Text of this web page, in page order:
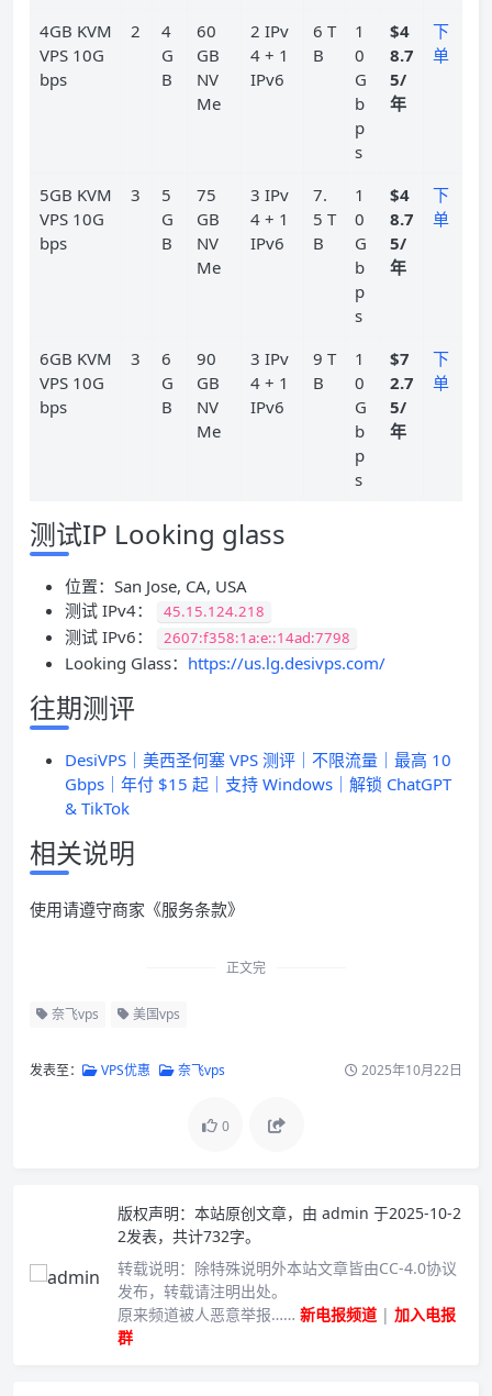
4GB KVM
VPS 10G
bps
2
4
G
B
60
GB
NV
Me
2 IPv
4 + 1
IPv6
6 T
B
1
0
G
b
p
s
$4
8.7
5/
年
下
单
5GB KVM
VPS 10G
bps
3
5
G
B
75
GB
NV
Me
3 IPv
4 + 1
IPv6
7.
5 T
B
1
0
G
b
p
s
$4
8.7
5/
年
下
单
6GB KVM
VPS 10G
bps
3
6
G
B
90
GB
NV
Me
3 IPv
4 + 1
IPv6
9 T
B
1
0
G
b
p
s
$7
2.7
5/
年
下
单
测试IP Looking glass
位置：San Jose, CA, USA
测试 IPv4：
45.15.124.218
测试 IPv6： 2607:f358:1a:e::14ad:7798
Looking Glass： https://us.lg.desivps.com/
往期测评
DesiVPS｜美西圣何塞 VPS 测评｜不限流量｜最高 10
Gbps｜年付 $15 起｜支持 Windows｜解锁 ChatGPT
& TikTok
相关说明
使用请遵守商家《服务条款》
正文完
奈飞vps 美国vps
发表至： VPS优惠 奈飞vps 2025年10月22日
0
版权声明： 本站原创文章，由 admin 于2025-10-2
2发表，共计732字。
转载说明： 除特殊说明外本站文章皆由CC-4.0协议
发布，转载请注明出处。
原来频道被人恶意举报…… 新电报频道 | 加入电报
群